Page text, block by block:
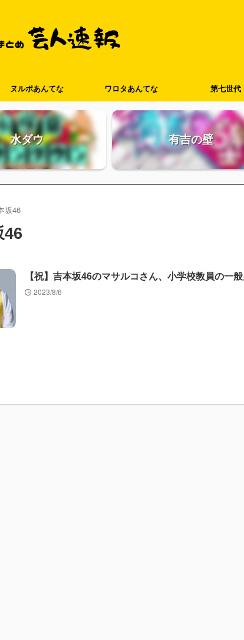
ヌルポあんてな ワロタあんてな 第七世代
水ダウ 有吉の壁
坂46
46
【祝】吉本坂46のマサルコさん、小学校教員の一
2023/8/6